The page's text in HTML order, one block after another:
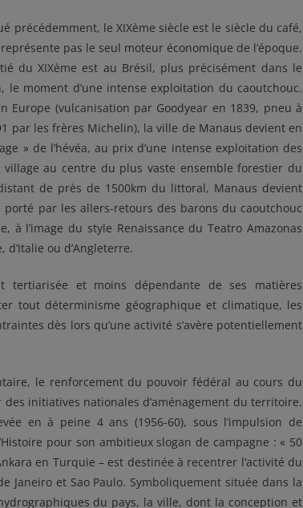
précédemment, le XIXème siècle est le siècle du café,
pas le seul moteur économique de l’époque.
du XIXème est au Brésil, plus précisément dans le
le moment d’une intense exploitation du caoutchouc.
Europe (vulcanisation par Goodyear en 1839, pneu à
par les frères Michelin), la ville de Manaus devient en
» de l’hévéa, au prix d’une intense exploitation des
au centre du plus vaste ensemble forestier du
de près de 1500km du littoral, Manaus devient
par les allers-retours des barons du caoutchouc
à l’image du style Renaissance du Teatro Amazonas
ou d’Angleterre.
tertiarisée et moins dépendante de ses matières
tout déterminisme géographique et climatique, les
dès lors qu’une activité s’avère potentiellement
le renforcement du pouvoir fédéral au cours du
initiatives nationales d’aménagement du territoire.
en à peine 4 ans (1956-60), sous l’impulsion de
pour son ambitieux slogan de campagne : « 50
en Turquie – est destinée à recentrer l’activité du
Janeiro et Sao Paulo. Symboliquement située dans la
du pays, la ville, dont la conception et